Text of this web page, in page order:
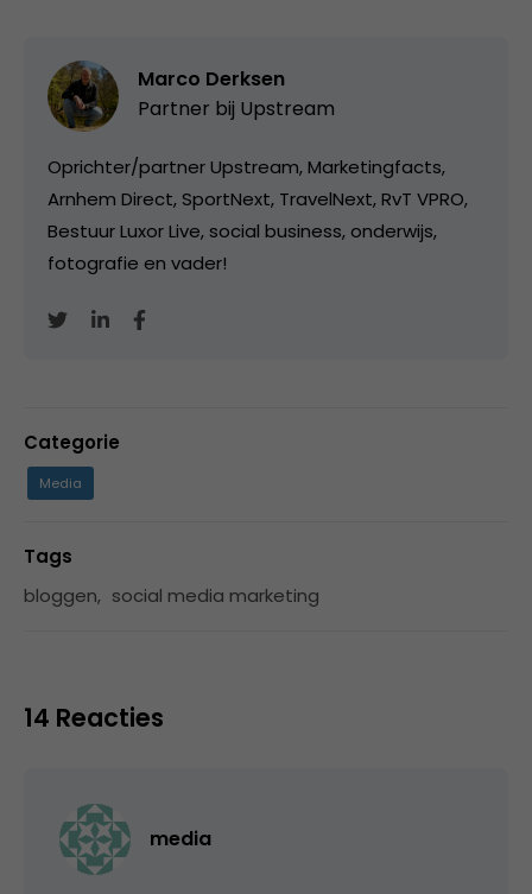
Marco Derksen
Partner bij Upstream
Oprichter/partner Upstream, Marketingfacts,
Arnhem Direct, SportNext, TravelNext, RvT VPRO,
Bestuur Luxor Live, social business, onderwijs,
fotografie en vader!
Categorie
Media
Tags
bloggen, social media marketing
14 Reacties
media